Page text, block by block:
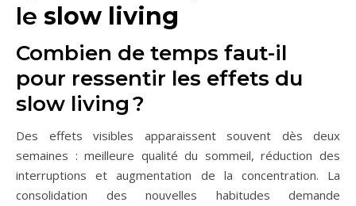
le slow living
Combien de temps faut-il
pour ressentir les effets du
slow living ?
Des effets visibles apparaissent souvent dès deux
semaines : meilleure qualité du sommeil, réduction des
interruptions et augmentation de la concentration. La
consolidation des nouvelles habitudes demande